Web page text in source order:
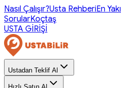
Nasıl Çalışır?Usta RehberiEn
SorularKoçtaş
USTA GİRİŞİ
Ustadan Teklif Al